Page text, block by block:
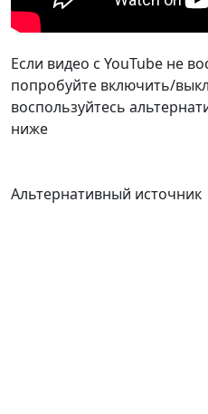
Если видео с YouTube не
попробуйте включить/
воспользуйтесь
ниже
Альтернативный источник